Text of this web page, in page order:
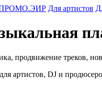
Для артистов
продвижение треков,
артистов, DJ и